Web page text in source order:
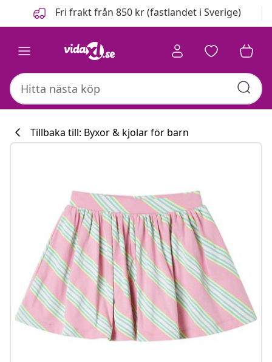
FöregåendeFri frakt från 850 kr (fastlandet i Sverige)
Tillbaka till: Byxor & kjolar för barn